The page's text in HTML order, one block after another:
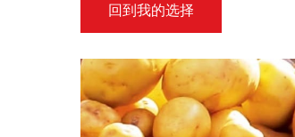
回到我的选择